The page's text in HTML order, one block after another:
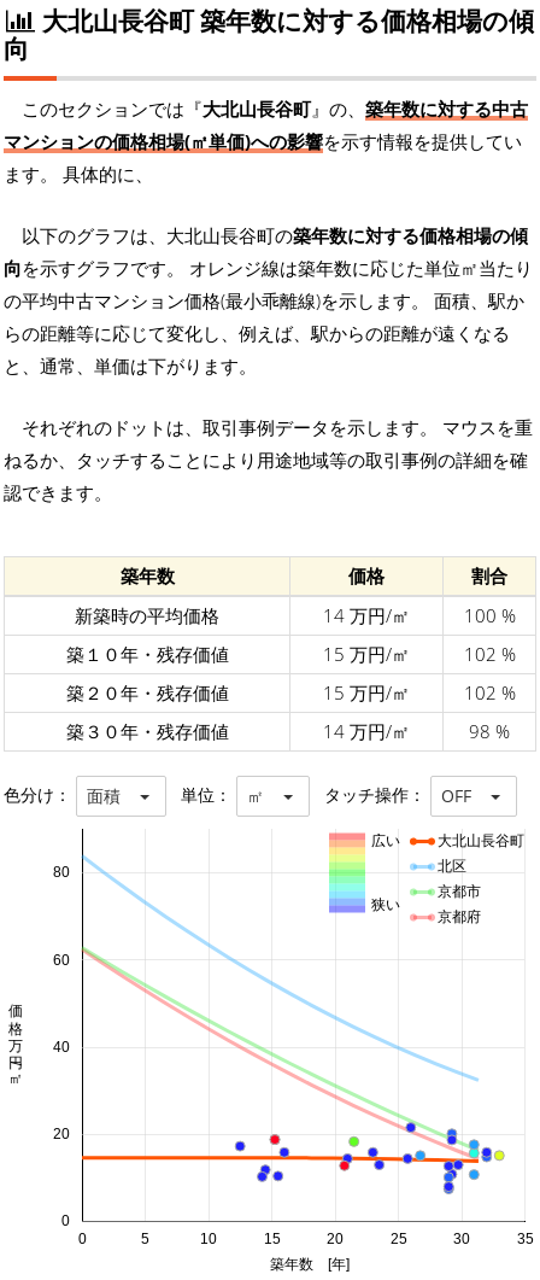
大北山長谷町 築年数に対する価格相場の傾
向
このセクションでは『大北山長谷町』の、 築年数に対する中古
マンションの価格相場(㎡単価)への影響を示す情報を提供してい
ます。 具体的に、
以下のグラフは、大北山長谷町の築年数に対する価格相場の傾
向を示すグラフです。 オレンジ線は築年数に応じた単位㎡当たり
の平均中古マンション価格(最小乖離線)を示します。 面積、駅か
らの距離等に応じて変化し、例えば、駅からの距離が遠くなる
と、通常、単価は下がります。
それぞれのドットは、取引事例データを示します。 マウスを重
ねるか、タッチすることにより用途地域等の取引事例の詳細を確
認できます。
築年数 価格
割合
新築時の平均価格
14 万円/㎡
100 %
築１０年・残存価値
15 万円/㎡
102 %
築２０年・残存価値
15 万円/㎡
102 %
築３０年・残存価値
14 万円/㎡ 98 %
色分け： 面積 単位： ㎡ タッチ操作： OFF
0 5 10 15 20 25 30 35
0
20
40
60
80
築年数 [年]
価格 万円/㎡
大北山長谷町
北区
京都市
京都府
広い
狭い